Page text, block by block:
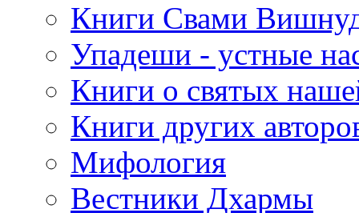
Книги Свами
Упадеши - устные
Книги о святых
Книги других
Мифология
Вестники Дхармы